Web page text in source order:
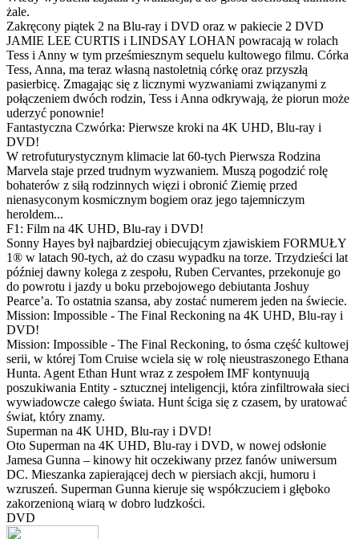
żale.
Zakręcony piątek 2 na Blu-ray i DVD oraz w pakiecie 2 DVD
JAMIE LEE CURTIS i LINDSAY LOHAN powracają w rolach
Tess i Anny w tym prześmiesznym sequelu kultowego filmu. Córka
Tess, Anna, ma teraz własną nastoletnią córkę oraz przyszłą
pasierbicę. Zmagając się z licznymi wyzwaniami związanymi z
połączeniem dwóch rodzin, Tess i Anna odkrywają, że piorun może
uderzyć ponownie!
Fantastyczna Czwórka: Pierwsze kroki na 4K UHD, Blu-ray i
DVD!
W retrofuturystycznym klimacie lat 60-tych Pierwsza Rodzina
Marvela staje przed trudnym wyzwaniem. Muszą pogodzić rolę
bohaterów z siłą rodzinnych więzi i obronić Ziemię przed
nienasyconym kosmicznym bogiem oraz jego tajemniczym
heroldem...
F1: Film na 4K UHD, Blu-ray i DVD!
Sonny Hayes był najbardziej obiecującym zjawiskiem FORMUŁY
1® w latach 90-tych, aż do czasu wypadku na torze. Trzydzieści lat
później dawny kolega z zespołu, Ruben Cervantes, przekonuje go
do powrotu i jazdy u boku przebojowego debiutanta Joshuy
Pearce’a. To ostatnia szansa, aby zostać numerem jeden na świecie.
Mission: Impossible - The Final Reckoning na 4K UHD, Blu-ray i
DVD!
Mission: Impossible - The Final Reckoning, to ósma część kultowej
serii, w której Tom Cruise wciela się w rolę nieustraszonego Ethana
Hunta. Agent Ethan Hunt wraz z zespołem IMF kontynuują
poszukiwania Entity - sztucznej inteligencji, która zinfiltrowała sieci
wywiadowcze całego świata. Hunt ściga się z czasem, by uratować
świat, który znamy.
Superman na 4K UHD, Blu-ray i DVD!
Oto Superman na 4K UHD, Blu-ray i DVD, w nowej odsłonie
Jamesa Gunna – kinowy hit oczekiwany przez fanów uniwersum
DC. Mieszanka zapierającej dech w piersiach akcji, humoru i
wzruszeń. Superman Gunna kieruje się współczuciem i głęboko
zakorzenioną wiarą w dobro ludzkości.
DVD